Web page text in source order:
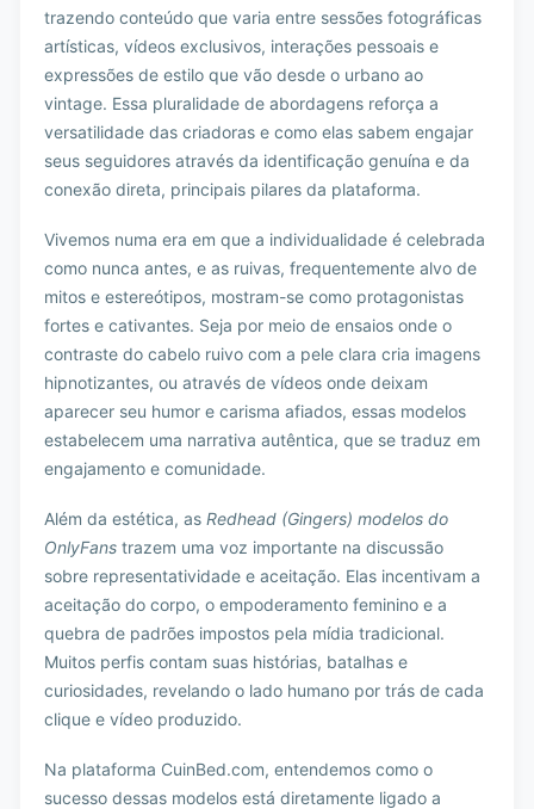
trazendo conteúdo que varia entre sessões fotográficas
artísticas, vídeos exclusivos, interações pessoais e
expressões de estilo que vão desde o urbano ao
vintage. Essa pluralidade de abordagens reforça a
versatilidade das criadoras e como elas sabem engajar
seus seguidores através da identificação genuína e da
conexão direta, principais pilares da plataforma.
Vivemos numa era em que a individualidade é celebrada
como nunca antes, e as ruivas, frequentemente alvo de
mitos e estereótipos, mostram-se como protagonistas
fortes e cativantes. Seja por meio de ensaios onde o
contraste do cabelo ruivo com a pele clara cria imagens
hipnotizantes, ou através de vídeos onde deixam
aparecer seu humor e carisma afiados, essas modelos
estabelecem uma narrativa autêntica, que se traduz em
engajamento e comunidade.
Além da estética, as Redhead (Gingers) modelos do
OnlyFans trazem uma voz importante na discussão
sobre representatividade e aceitação. Elas incentivam a
aceitação do corpo, o empoderamento feminino e a
quebra de padrões impostos pela mídia tradicional.
Muitos perfis contam suas histórias, batalhas e
curiosidades, revelando o lado humano por trás de cada
clique e vídeo produzido.
Na plataforma CuinBed.com, entendemos como o
sucesso dessas modelos está diretamente ligado a